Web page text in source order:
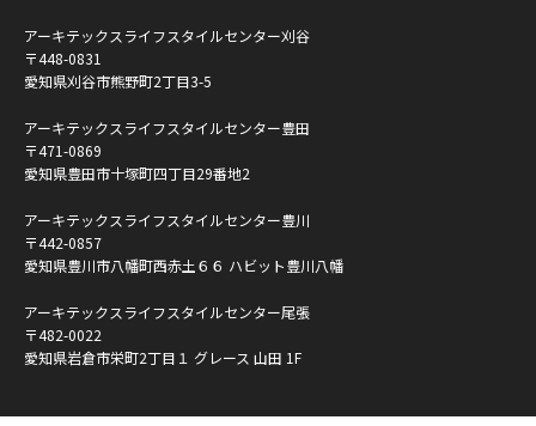
アーキテックスライフスタイルセンター刈谷
〒448-0831
愛知県刈谷市熊野町2丁目3-5
アーキテックスライフスタイルセンター豊田
〒471-0869
愛知県豊田市十塚町四丁目29番地2
アーキテックスライフスタイルセンター豊川
〒442-0857
愛知県豊川市八幡町西赤土６６ ハビット豊川八幡
アーキテックスライフスタイルセンター尾張
〒482-0022
愛知県岩倉市栄町2丁目１ グレース 山田 1F